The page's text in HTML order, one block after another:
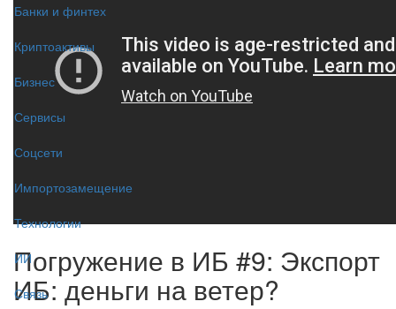
Банки и финтех
Криптоактивы
Бизнес
Сервисы
Соцсети
Импортозамещение
Технологии
ИИ
Связь
Погружение в ИБ #9: Экспорт
ИБ: деньги на ветер?